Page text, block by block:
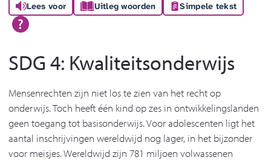
Lees voor Uitleg woorden Simpele tekst
SDG 4: Kwaliteitsonderwijs
Mensenrechten zijn niet los te zien van het recht op
onderwijs. Toch heeft één kind op zes in ontwikkelingslanden
geen toegang tot basisonderwijs. Voor adolescenten ligt het
aantal inschrijvingen wereldwijd nog lager, in het bijzonder
voor meisjes. Wereldwijd zijn 781 miljoen volwassenen